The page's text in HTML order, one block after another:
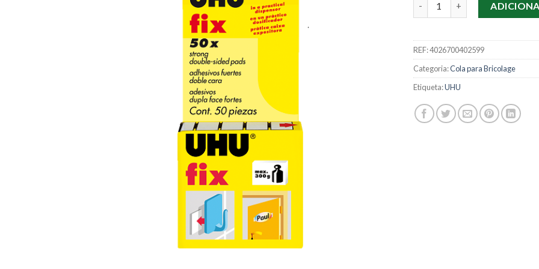
REF:4026700402599
Categoria:Cola para Bricolage
Etiqueta:UHU